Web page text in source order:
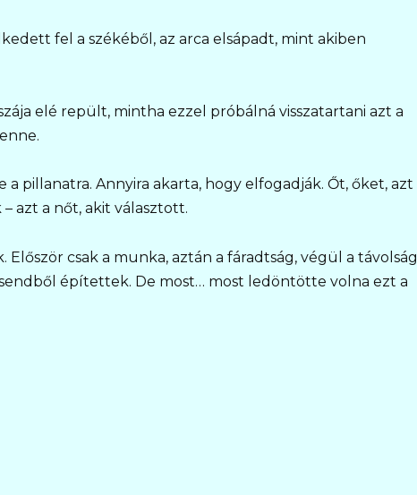
fel a székéből, az arca elsápadt, mint akiben
elé repült, mintha ezzel próbálná visszatartani azt a
pillanatra. Annyira akarta, hogy elfogadják. Őt, őket, azt
azt a nőt, akit választott.
csak a munka, aztán a fáradtság, végül a távolság
építettek. De most… most ledöntötte volna ezt a